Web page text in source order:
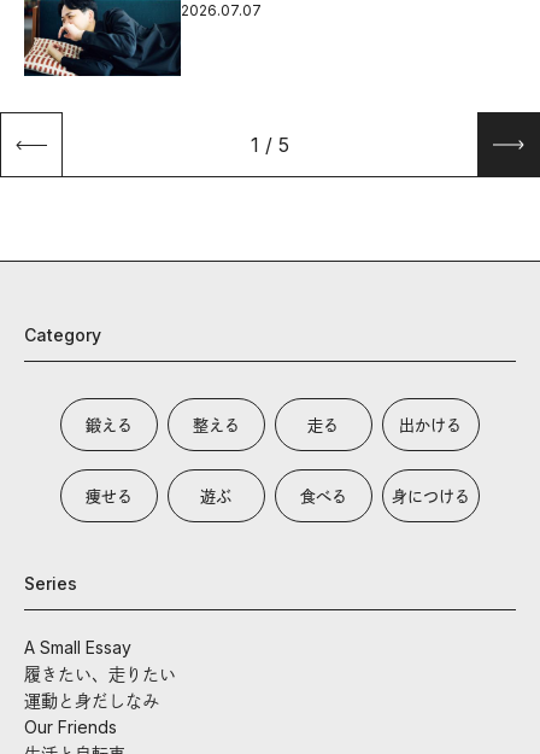
2026.07.07
1 / 5
Category
鍛える 整える 走る 出かける
痩せる 遊ぶ 食べる 身につける
Series
A Small Essay
履きたい、走りたい
運動と身だしなみ
Our Friends